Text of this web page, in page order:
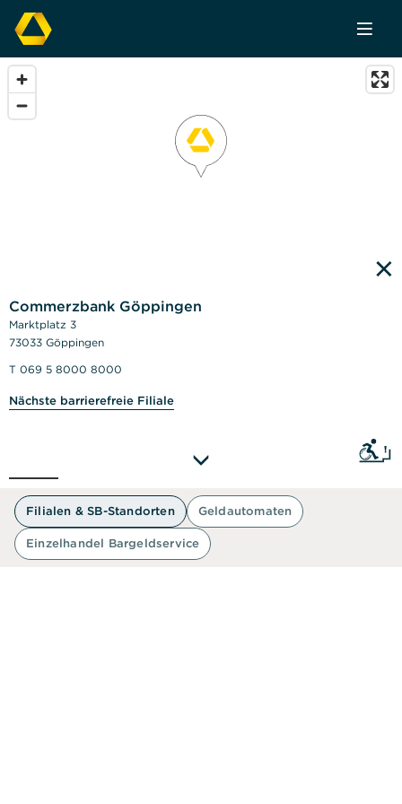
×
Commerzbank Göppingen
Ein
Marktplatz 3
73033 Göppingen
T 069 5 8000 8000
Nächste barrierefreie Filiale
Filialen & SB-Standorten Geldautomaten
Einzelhandel Bargeldservice